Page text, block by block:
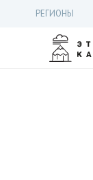
РЕГИОНЫ